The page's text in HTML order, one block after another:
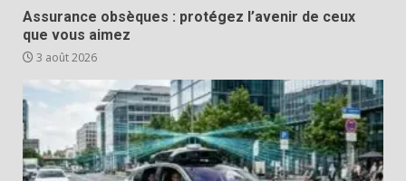
Assurance obsèques : protégez l’avenir de ceux
que vous aimez
3 août 2026